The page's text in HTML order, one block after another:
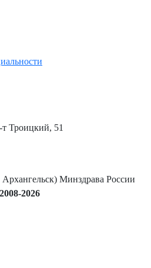
т Троицкий, 51
Минздрава России
2008-2026